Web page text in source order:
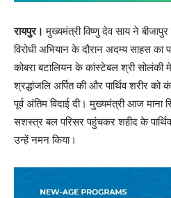
रायपुर। मुख्यमंत्री विष्णु देव साय ने
विरोधी अभियान के दौरान अदम्य साहस
कोबरा बटालियन के कांस्टेबल श्री सोलंकी
श्रद्धांजलि अर्पित की और पार्थिव शरीर
पूर्व अंतिम विदाई दी। मुख्यमंत्री आज माना
सशस्त्र बल परिसर पहुंचकर शहीद के
उन्हें नमन किया।